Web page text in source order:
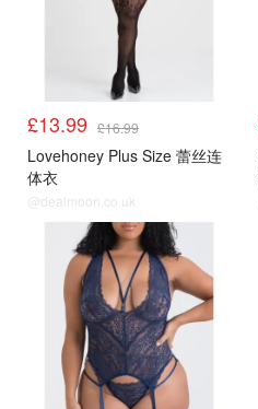
£13.99 £16.99
Lovehoney Plus Size 蕾丝连
体衣
@dealmoon.co.uk